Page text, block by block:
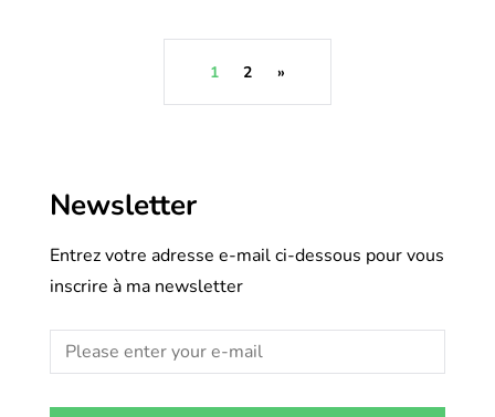
1 2 »
Newsletter
Entrez votre adresse e-mail ci-dessous pour vous
inscrire à ma newsletter